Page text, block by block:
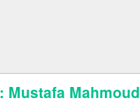
إجابة الخبير: Mustafa Mahmoud